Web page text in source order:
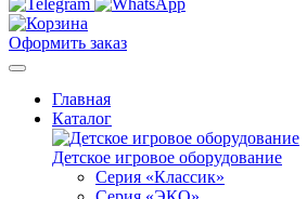
Оформить заказ
Главная
Каталог
Детское игровое оборудование
Серия «Классик»